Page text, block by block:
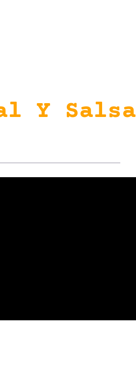
Y Salsa